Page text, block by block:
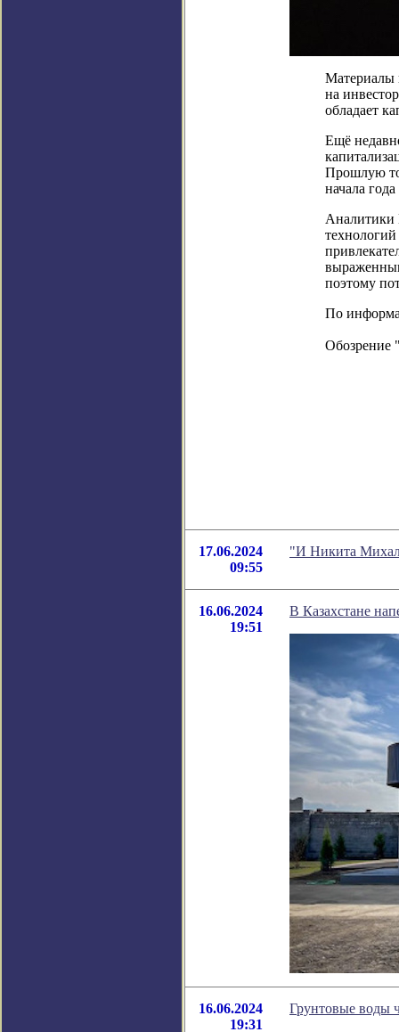
Материалы
на
обладает
Ещё
Прошлую
начала
Аналитики
поэтому
По
Обозрение
17.06.2024
09:55
"И Никита
16.06.2024
19:51
В Казахстане
16.06.2024
19:31
Грунтовые воды